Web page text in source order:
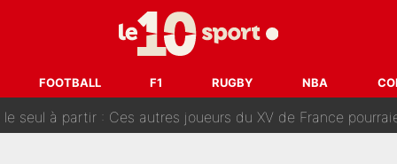
FOOTBALL F1 RUGBY NBA
: Les révélations de la famille Zidane sur sa prise de
les recrues espérées par Bruno Genesio et Grégory
: Ces autres joueurs du XV de France pourraient aussi quitter le Stade